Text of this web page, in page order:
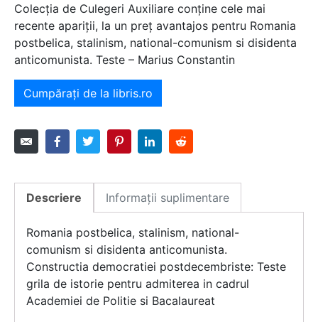
Colecția de Culegeri Auxiliare conține cele mai
recente apariții, la un preț avantajos pentru Romania
postbelica, stalinism, national-comunism si disidenta
anticomunista. Teste – Marius Constantin
Cumpărați de la libris.ro
Descriere Informații suplimentare
Romania postbelica, stalinism, national-
comunism si disidenta anticomunista.
Constructia democratiei postdecembriste: Teste
grila de istorie pentru admiterea in cadrul
Academiei de Politie si Bacalaureat